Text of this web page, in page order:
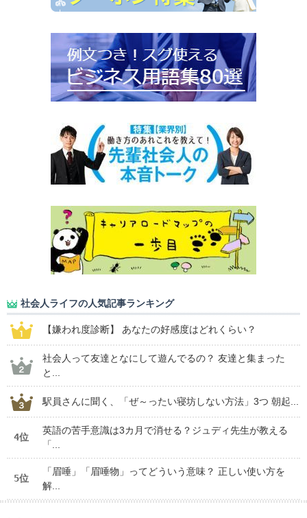
社会人ライフの人気記事ランキング
【嫌われ度診断】 あなたの好感度はどれくらい？
社会人って友達となにして遊んでるの？ 友達と集まった
と...
駅員さんに聞く、「ぜ～ったい寝坊しない方法」3つ 朝起...
4位
英語の苦手意識は3カ月で消せる？ジュディ先生が教える
「...
5位
「眉唾」「眉唾物」ってどういう意味？ 正しい使い方を
解...